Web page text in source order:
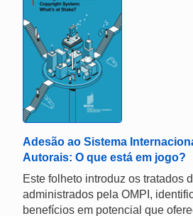
Adesão ao Sistema
Autorais: O que está em jogo?
Este folheto introduz os tratados
administrados pela OMPI,
benefícios em potencial que